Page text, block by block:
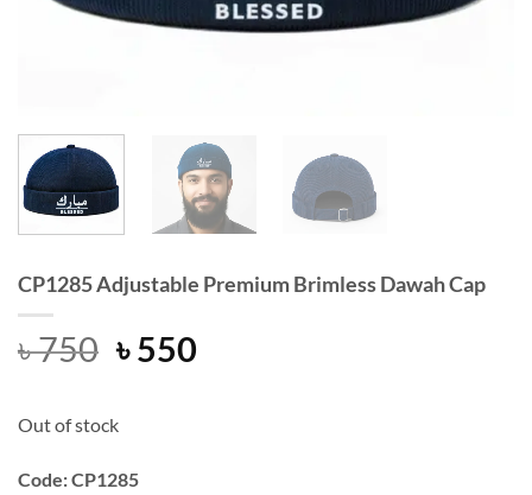
CP1285 Adjustable Premium Brimless Dawah Cap
৳750 Original
was:
৳550Current
Out of stock
Code: CP1285